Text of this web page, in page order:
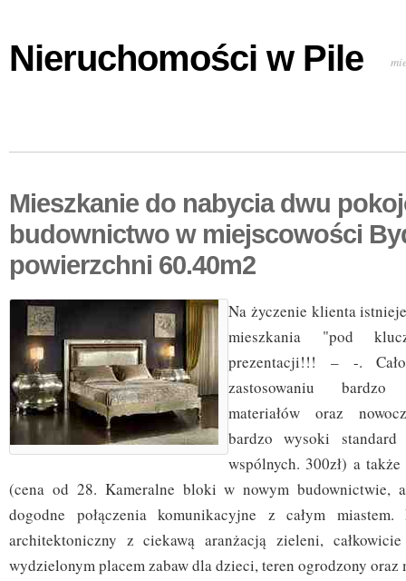
Nieruchomości w Pile
Mieszkanie do nabycia dwu
budownictwo w miejscowości
powierzchni 60.40m2
Na życzenie klienta
mieszkania "pod
prezentacji!!! – -.
zastosowaniu
materiałów oraz
bardzo wysoki standard
wspólnych. 300zł) a
(cena od 28. Kameralne bloki w nowym budownictwie,
dogodne połączenia komunikacyjne z całym miastem.
architektoniczny z ciekawą aranżacją zieleni,
wydzielonym placem zabaw dla dzieci, teren ogrodzony oraz